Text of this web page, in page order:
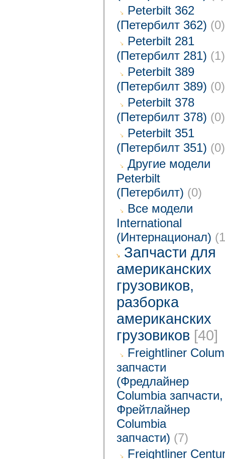
Peterbilt 362
(Петербилт 362) (0)
Peterbilt 281
(Петербилт 281) (1)
Peterbilt 389
(Петербилт 389) (0)
Peterbilt 378
(Петербилт 378) (0)
Peterbilt 351
(Петербилт 351) (0)
Другие модели
Peterbilt
(Петербилт) (0)
Все модели
International
(Интернационал)
Запчасти для
американских
грузовиков,
разборка
американских
грузовиков [40]
Freightliner
запчасти
(Фредлайнер
Columbia запчасти,
Фрейтлайнер
Columbia
запчасти) (7)
Freightliner